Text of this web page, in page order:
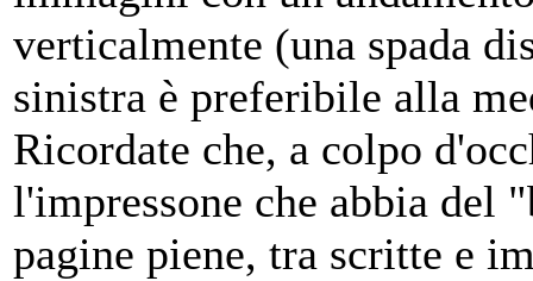
verticalmente (una spada
sinistra è preferibile alla
Ricordate che, a colpo
l'impressone che abbia del
pagine piene, tra scritte e